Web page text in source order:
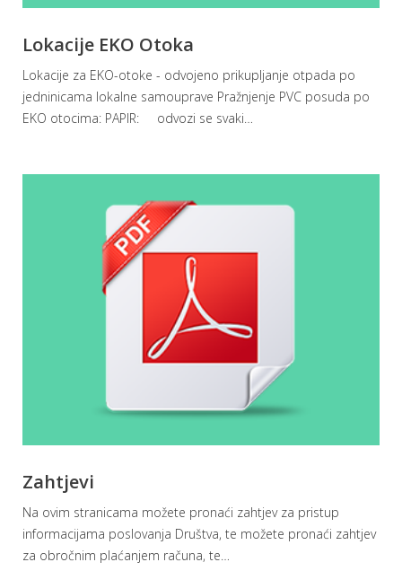
Lokacije EKO Otoka
Lokacije za EKO-otoke - odvojeno prikupljanje otpada po
jedninicama lokalne samouprave Pražnjenje PVC posuda po
EKO otocima: PAPIR: odvozi se svaki…
Zahtjevi
Na ovim stranicama možete pronaći zahtjev za pristup
informacijama poslovanja Društva, te možete pronaći zahtjev
za obročnim plaćanjem računa, te